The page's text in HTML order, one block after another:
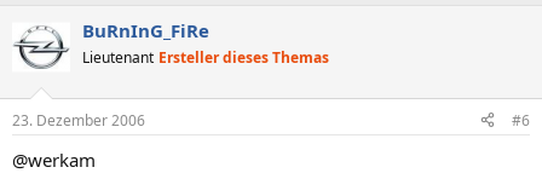
BuRnInG_FiRe
Lieutenant Ersteller dieses Themas
23. Dezember 2006 #6
@werkam